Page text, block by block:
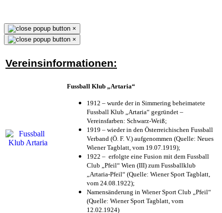
×
×
Vereinsinformationen:
Fussball Klub „Artaria“
1912 – wurde der in Simmering beheimatete
Fussball Klub „Artaria“ gegründet –
Vereinsfarben: Schwarz-Weiß;
1919 – wieder in den Österreichischen Fussball
Verband (Ö. F. V.) aufgenommen (Quelle: Neues
Wiener Tagblatt, vom 19.07.1919);
1922 – erfolgte eine Fusion mit dem Fussball
Club „Pfeil“ Wien (III) zum Fussballklub
„Artaria-Pfeil“ (Quelle: Wiener Sport Tagblatt,
vom 24.08.1922);
Namensänderung in Wiener Sport Club „Pfeil“
(Quelle: Wiener Sport Tagblatt, vom
12.02.1924)